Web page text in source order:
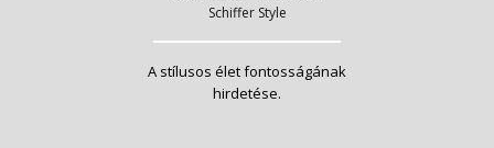
Schiffer Style
A stílusos élet fontosságának
hirdetése.